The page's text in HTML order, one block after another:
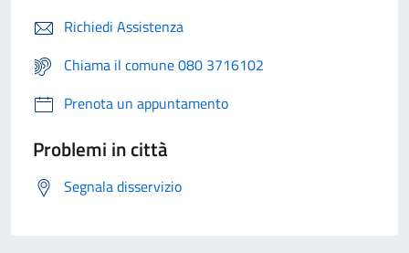
Richiedi Assistenza
Chiama il comune 080 3716102
Prenota un appuntamento
Problemi in città
Segnala disservizio